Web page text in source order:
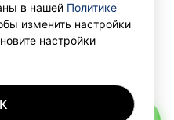
в нашей Политике
изменить настройки
настройки